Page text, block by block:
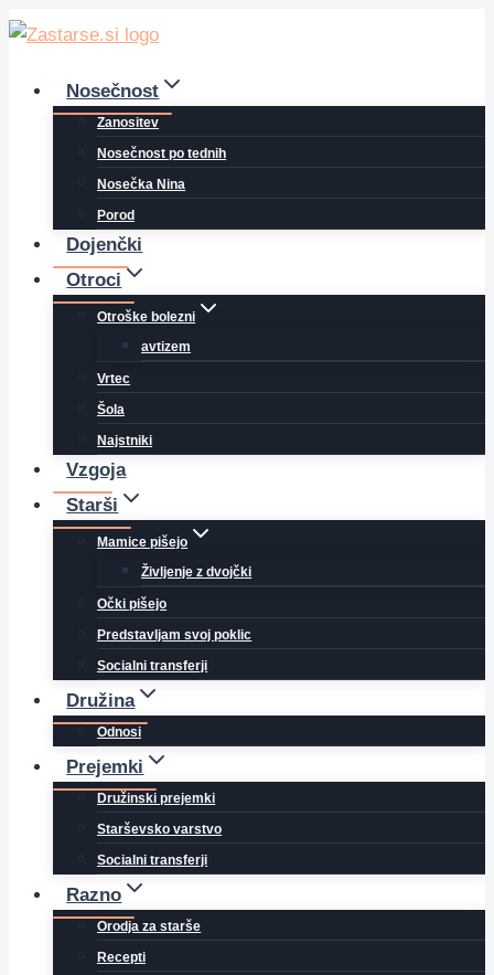
Skip
contentNosečnost
Zanositev
Nosečnost po tednih
Nosečka Nina
Porod
Dojenčki
Otroci
Otroške bolezni
avtizem
Vrtec
Šola
Najstniki
Vzgoja
Starši
Mamice pišejo
Življenje z dvojčki
Očki pišejo
Predstavljam svoj poklic
Socialni transferji
Družina
Odnosi
Prejemki
Družinski prejemki
Starševsko varstvo
Socialni transferji
Razno
Orodja za starše
Recepti